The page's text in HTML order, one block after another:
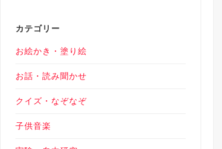
カテゴリー
お絵かき・塗り絵
お話・読み聞かせ
クイズ・なぞなぞ
子供音楽